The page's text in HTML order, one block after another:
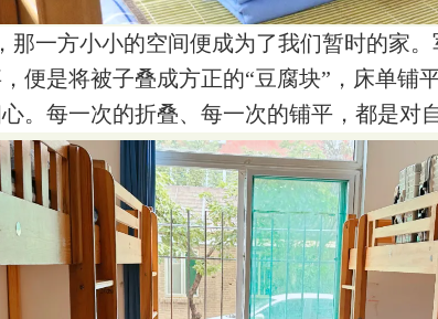
那一方小小的空间便成为了我们暂时的家
便是将被子叠成方正的“豆腐块”，床单铺
。每一次的折叠、每一次的铺平，都是对